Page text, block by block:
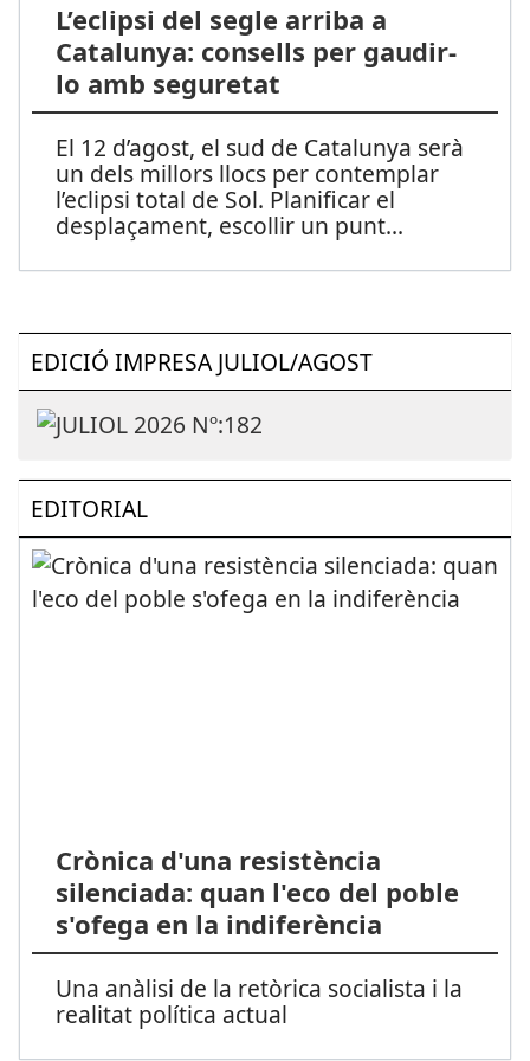
L’eclipsi del segle arriba a
Catalunya: consells per gaudir-
lo amb seguretat
El 12 d’agost, el sud de Catalunya serà
un dels millors llocs per contemplar
l’eclipsi total de Sol. Planificar el
desplaçament, escollir un punt...
EDICIÓ IMPRESA JULIOL/AGOST
EDITORIAL
Crònica d'una resistència
silenciada: quan l'eco del poble
s'ofega en la indiferència
Una anàlisi de la retòrica socialista i la
realitat política actual